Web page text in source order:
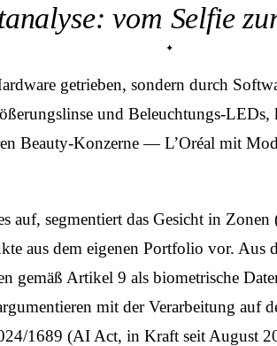
vom Selfie
getrieben, sondern durch
und Beleuchtungs-
Beauty-Konzerne — L’Oréal mit
segmentiert das Gesicht in
aus dem eigenen Portfolio vor. Aus
Artikel 9 als biometrische
mit der Verarbeitung auf
1689 (AI Act, in Kraft seit August